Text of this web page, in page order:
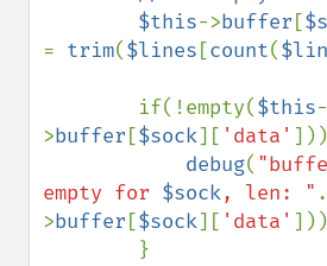
$this->buffer [
= trim($lines [count(
        if(!empty(
$this-
>buffer [$sock][ 'data'
debug(
empty for $sock, len: " .
>buffer [$sock][ 'data'